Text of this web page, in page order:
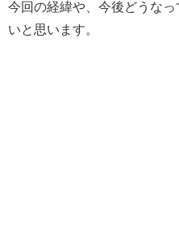
今回の経緯や、今後どうな
いと思います。